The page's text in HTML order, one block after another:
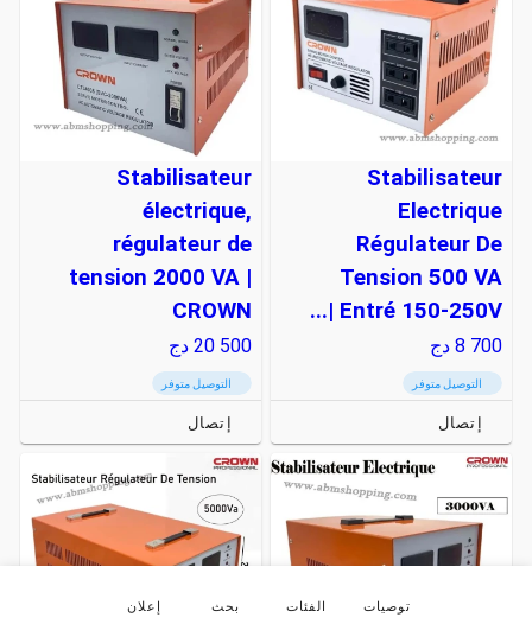
Stabilisateur
Electrique
Régulateur De
Tension 500 VA
Entré 150-250V |...
8 700 دج
التوصيل متوفر
إتصال
Stabilisateur
électrique,
régulateur de
tension 2000 VA |
CROWN
20 500 دج
التوصيل متوفر
إتصال
توصيات الفئات بحث إعلان